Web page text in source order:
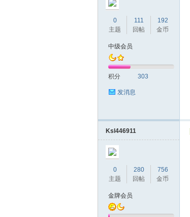
0
主题
111
回帖
192
金币
中级会员
积分 303
发消息
Ksl446911
0
主题
280
回帖
756
金币
金牌会员